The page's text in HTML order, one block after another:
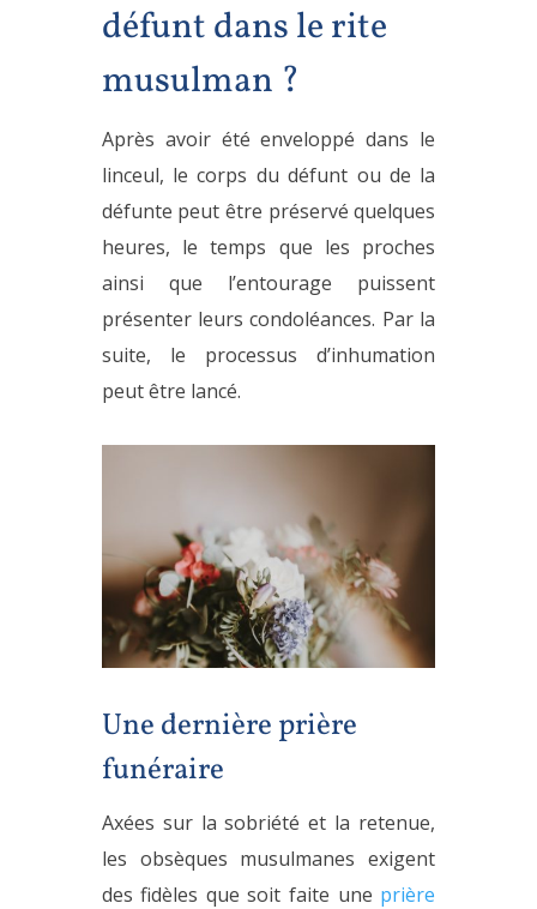
défunt dans le rite
musulman ?
Après avoir été enveloppé dans le
linceul, le corps du défunt ou de la
défunte peut être préservé quelques
heures, le temps que les proches
ainsi que l’entourage puissent
présenter leurs condoléances. Par la
suite, le processus d’inhumation
peut être lancé.
Une dernière prière
funéraire
Axées sur la sobriété et la retenue,
les obsèques musulmanes exigent
des fidèles que soit faite une prière